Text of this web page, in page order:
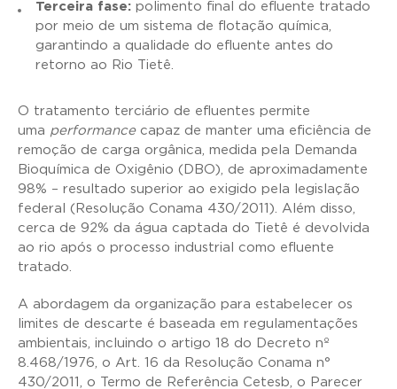
Terceira fase: polimento final do efluente tratado
por meio de um sistema de flotação química,
garantindo a qualidade do efluente antes do
retorno ao Rio Tietê.
O tratamento terciário de efluentes permite
uma performancecapaz de manter uma eficiência de
remoção de carga orgânica, medida pela Demanda
Bioquímica de Oxigênio (DBO), de aproximadamente
98% – resultado superior ao exigido pela legislação
federal (Resolução Conama 430/2011). Além disso,
cerca de 92% da água captada do Tietê é devolvida
ao rio após o processo industrial como efluente
tratado.
A abordagem da organização para estabelecer os
limites de descarte é baseada em regulamentações
ambientais, incluindo o artigo 18 do Decreto nº
8.468/1976, o Art. 16 da Resolução Conama n°
430/2011, o Termo de Referência Cetesb, o Parecer